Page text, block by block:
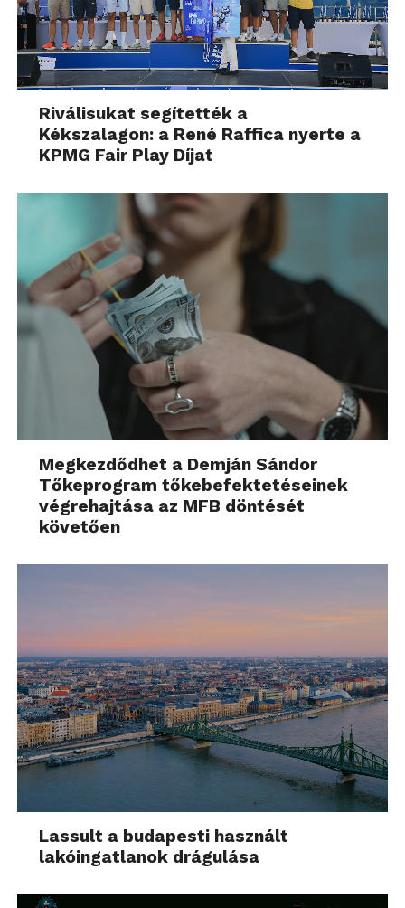
Riválisukat segítették a
Kékszalagon: a René Raffica nyerte a
KPMG Fair Play Díjat
Megkezdődhet a Demján Sándor
Tőkeprogram tőkebefektetéseinek
végrehajtása az MFB döntését
követően
Lassult a budapesti használt
lakóingatlanok drágulása